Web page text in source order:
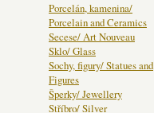
Porcelán, kamenina/
Porcelain and Ceramics
Secese/ Art Nouveau
Sklo/ Glass
Sochy, figury/ Statues and
Figures
Šperky/ Jewellery
Stříbro/ Silver